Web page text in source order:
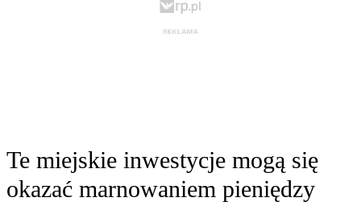
Te miejskie inwestycje mogą się
okazać marnowaniem pieniędzy